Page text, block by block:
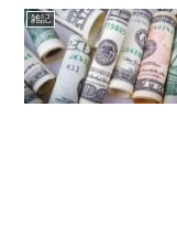
雑記